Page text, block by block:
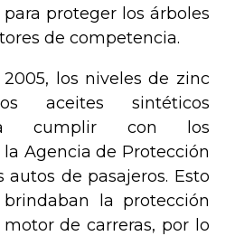
proteger los árboles
de competencia.
los niveles de zinc
aceites sintéticos
cumplir con los
Agencia de Protección
de pasajeros. Esto
la protección
de carreras, por lo